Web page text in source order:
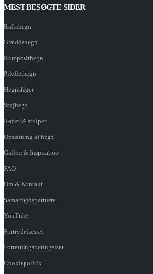
MEST BESØGTE SIDER
Raftehegn
Bræddehegn
Komposithegn
Pileflethegn
Hegnslåger
Støjhegn
Rafter & stolper
Opsætning af hegn
Galleri & Inspiration
FAQ
Om & Kontakt
Samarbejdspartnere
YouTube
Fortrydelsesret
Forretningsbetingelser
Cookiepolitik